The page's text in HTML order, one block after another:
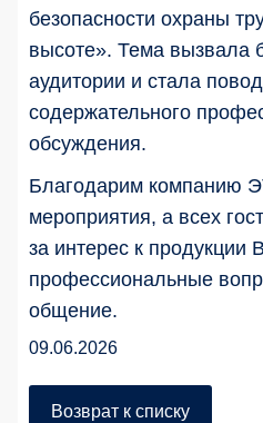
безопасности охраны
высоте». Тема вызвала
аудитории и стала
содержательного
обсуждения.
Благодарим компанию
мероприятия, а всех
за интерес к продукции
профессиональные
общение.
09.06.2026
Возврат к списку